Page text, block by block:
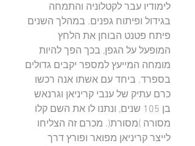
לימודיו עבר לקטלוניה והתמחה
בגידול ופיתוח גפנים. במהלך השנים
פיתח פטנט הבוחן את הלחץ
המופעל על הגפן, בכך הפך להיות
מומחה המייעץ למספר יקבים גדולים
בספרד. ביחד עם אשתו אנה רכשו
כרם עתיק של ענבי קריניאן וגרנאש
בן 105 שנים, ונתנו לו את השם קלו
מסורה )מסורת(. מכרם זה הצליחו
לייצר קריניאן מפואר ופורץ דרך